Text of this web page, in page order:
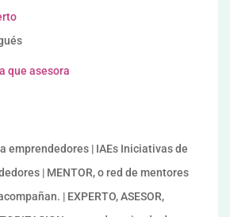
que asesora
emprendedores | IAEs Iniciativas de
| MENTOR, o red de mentores
| EXPERTO, ASESOR,